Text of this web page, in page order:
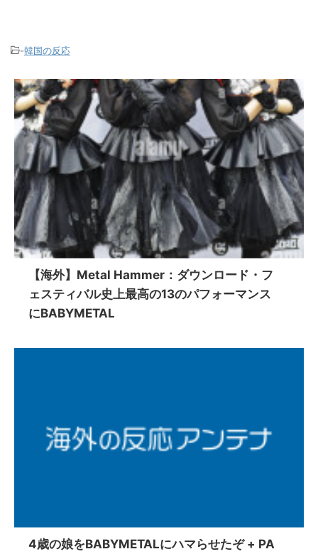
-韓国の反応
【海外】Metal Hammer：ダウンロード・フ
ェスティバル史上最高の13のパフォーマンス
にBABYMETAL
4歳の娘をBABYMETALにハマらせたぞ + PA